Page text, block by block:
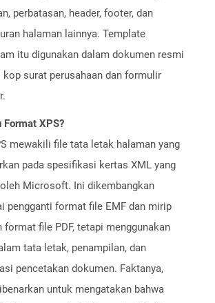
perbatasan, header, footer, dan
halaman lainnya. Template
itu digunakan dalam dokumen resmi
kop surat perusahaan dan formulir
Format XPS?
mewakili file tata letak halaman yang
pada spesifikasi kertas XML yang
Microsoft. Ini dikembangkan
pengganti format file EMF dan mirip
format file PDF, tetapi menggunakan
tata letak, penampilan, dan
pencetakan dokumen. Faktanya,
untuk mengatakan bahwa